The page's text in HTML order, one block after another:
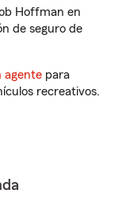
Hoffman en
de seguro de
agente para
recreativos.